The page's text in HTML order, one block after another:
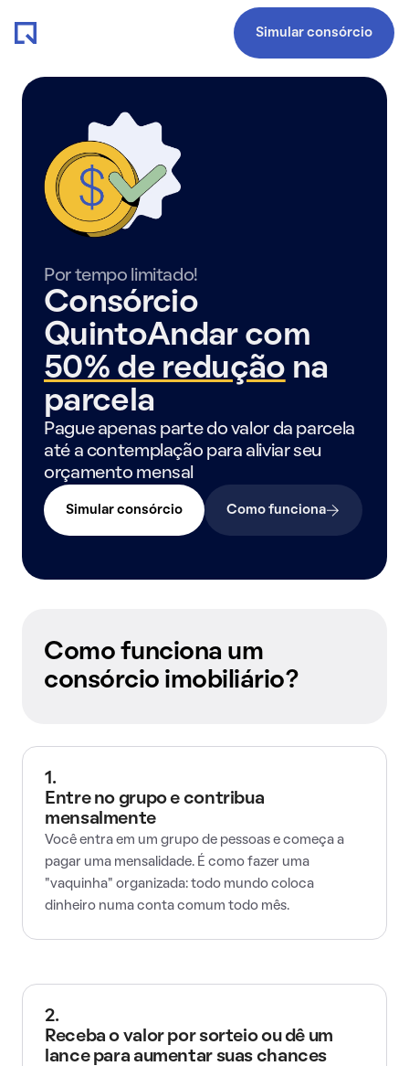
Simular consórcio
Por tempo limitado!
Consórcio
QuintoAndar com
50% de redução na
parcela
Pague apenas parte do valor da parcela
até a contemplação para aliviar seu
orçamento mensal
Simular consórcio Como funciona
Como funciona um
consórcio imobiliário?
1.
Entre no grupo e contribua
mensalmente
Você entra em um grupo de pessoas e começa a
pagar uma mensalidade. É como fazer uma
"vaquinha" organizada: todo mundo coloca
dinheiro numa conta comum todo mês.
2.
Receba o valor por sorteio ou dê um
lance para aumentar suas chances